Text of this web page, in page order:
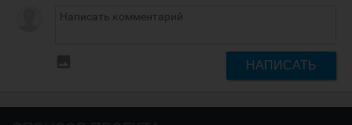
НАПИСАТЬ